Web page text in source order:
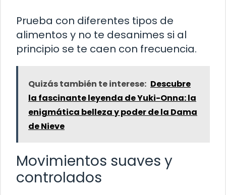
Prueba con diferentes tipos de
alimentos y no te desanimes si al
principio se te caen con frecuencia.
Quizás también te interese: Descubre
la fascinante leyenda de Yuki-Onna: la
enigmática belleza y poder de la Dama
de Nieve
Movimientos suaves y
controlados